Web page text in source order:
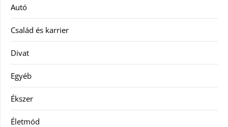
Autó
Család és karrier
Divat
Egyéb
Ékszer
Életmód